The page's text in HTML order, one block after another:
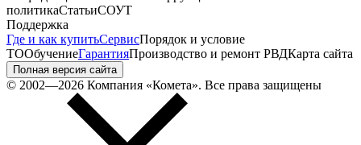
политикаСтатьиСОУТ
Поддержка
Где и как купитьСервисПорядок и условие
ТООбучениеГарантияПроизводство и ремонт РВДКарта сайта
Полная версия сайта
© 2002—2026 Компания «Комета». Все права защищены